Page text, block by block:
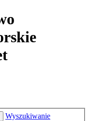
Wyszukiwanie